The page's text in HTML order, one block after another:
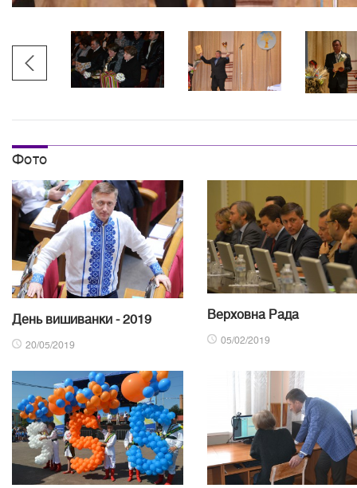
Фото
День вишиванки - 2019
20/05/2019
Верховна Рада
05/02/2019